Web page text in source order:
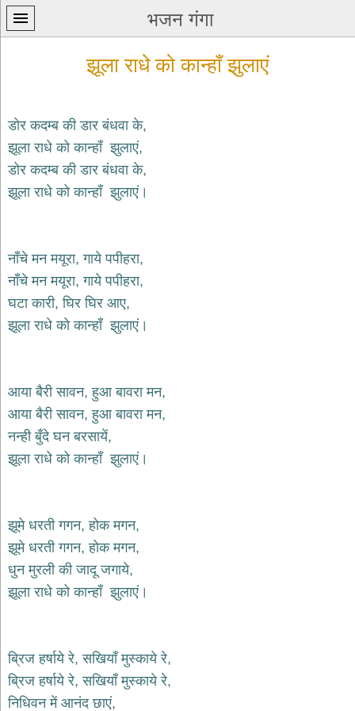
भजन गंगा
प्रथम
पन्ना
bhajans
शिव
भजन
bhajans
hanuman
bhajans
साईं
भजन
bhajans
jain
bhajans
दुर्गा
भजन
durga
bhajans
ganesh
bhajans
राम
झूला राधे को कान्हाँ झुलाएं
डोर कदम्ब की डार बंधवा के,
झूला राधे को कान्हाँ झुलाएं,
डोर कदम्ब की डार बंधवा के,
झूला राधे को कान्हाँ झुलाएं।
नाँचे मन मयूरा, गाये पपीहरा,
नाँचे मन मयूरा, गाये पपीहरा,
घटा कारी, घिर घिर आए,
झूला राधे को कान्हाँ झुलाएं।
आया बैरी सावन, हुआ बावरा मन,
आया बैरी सावन, हुआ बावरा मन,
नन्ही बुँदे घन बरसायें,
झूला राधे को कान्हाँ झुलाएं।
झूमे धरती गगन, होक मगन,
झूमे धरती गगन, होक मगन,
धुन मुरली की जादू जगाये,
झूला राधे को कान्हाँ झुलाएं।
ब्रिज हर्षाये रे, सखियाँ मुस्काये रे,
ब्रिज हर्षाये रे, सखियाँ मुस्काये रे,
निधिवन में आनंद छाएं,